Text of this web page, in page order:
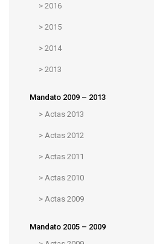
> 2016
> 2015
> 2014
> 2013
Mandato 2009 – 2013
> Actas 2013
> Actas 2012
> Actas 2011
> Actas 2010
> Actas 2009
Mandato 2005 – 2009